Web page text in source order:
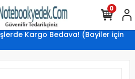
Kargo Bedava! (Bayiler için
0